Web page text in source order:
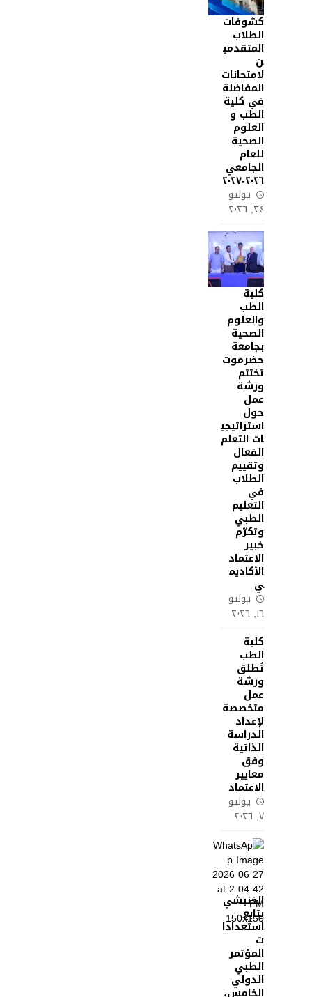
كشوفات
الطلاب
المتقدمي
ن
لامتحانات
المفاضلة
في كلية
الطب و
العلوم
الصحية
للعام
الجامعي
٢٠٢٦-٢٠٢٧
يوليو
٢٤, ٢٠٢٦
كلية
الطب
والعلوم
الصحية
بجامعة
حضرموت
تختتم
ورشة
عمل
حول
استراتيجي
ات التعلم
الفعال
وتقييم
الطلاب
في
التعليم
الطبي
وتكرّم
خبير
الاعتماد
الأكاديم
ي
يوليو
١٦, ٢٠٢٦
كلية
الطب
تُطلق
ورشة
عمل
متخصصة
لإعداد
الدراسة
الذاتية
وفق
معايير
الاعتماد
يوليو
٧, ٢٠٢٦
الخنبشي
يتابع
استعدادا
ت
المؤتمر
الطبي
الدولي